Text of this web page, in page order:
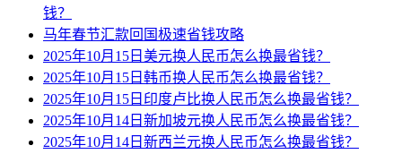
钱？
马年春节汇款回国极速省钱攻略
2025年10月15日美元换人民币怎么换最省钱？
2025年10月15日韩币换人民币怎么换最省钱？
2025年10月15日印度卢比换人民币怎么换最省钱？
2025年10月14日新加坡元换人民币怎么换最省钱？
2025年10月14日新西兰元换人民币怎么换最省钱？